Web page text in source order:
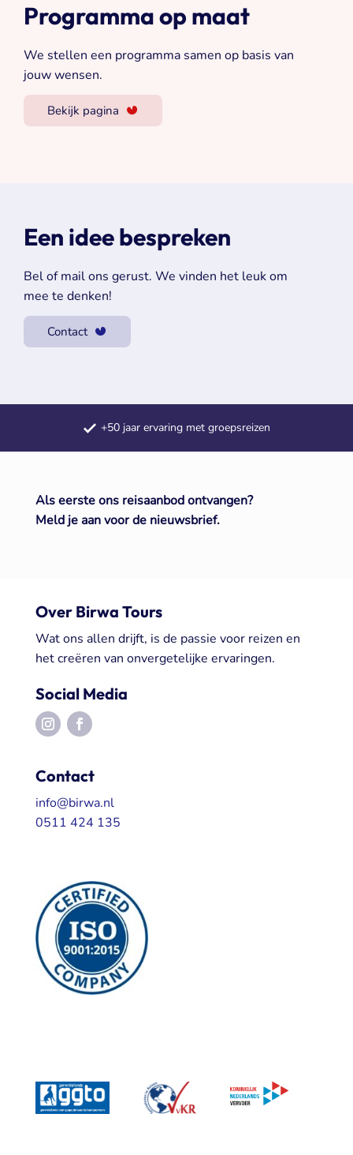
Programma op maat
We stellen een programma samen op basis van
jouw wensen.
Bekijk pagina
Een idee bespreken
Bel of mail ons gerust. We vinden het leuk om
mee te denken!
Contact
Samengestelde dagtochten
Als eerste ons reisaanbod ontvangen?
Meld je aan voor de nieuwsbrief.
Over Birwa Tours
Wat ons allen drijft, is de passie voor reizen en
het creëren van onvergetelijke ervaringen.
Social Media
Contact
info@birwa.nl
0511 424 135